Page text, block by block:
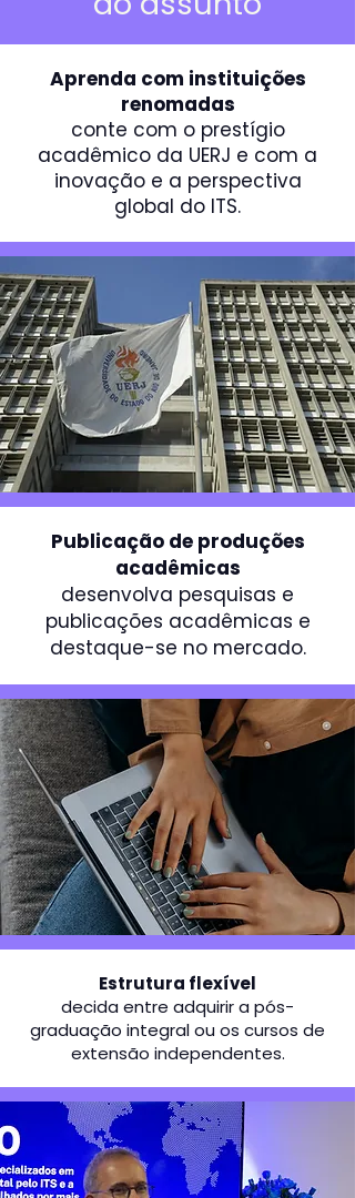
Aprenda com instituições
renomadas
conte com o prestígio
acadêmico da UERJ e com a
inovação e a perspectiva
global do ITS.
Publicação de produções
acadêmicas
desenvolva pesquisas e
publicações acadêmicas e
destaque-se no mercado.
Estrutura flexível
decida entre adquirir a pós-
graduação integral ou os cursos de
extensão independentes.